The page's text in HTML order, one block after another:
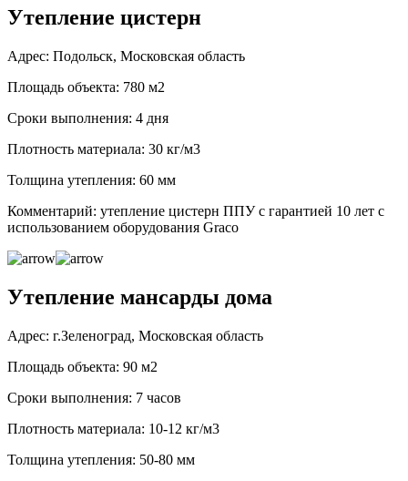
Утепление цистерн
Адрес: Подольск, Московская область
Площадь объекта: 780 м2
Сроки выполнения: 4 дня
Плотность материала: 30 кг/м3
Толщина утепления: 60 мм
Комментарий: утепление цистерн ППУ с гарантией 10 лет с
использованием оборудования Graco
Утепление мансарды дома
Адрес: г.Зеленоград, Московская область
Площадь объекта: 90 м2
Сроки выполнения: 7 часов
Плотность материала: 10-12 кг/м3
Толщина утепления: 50-80 мм